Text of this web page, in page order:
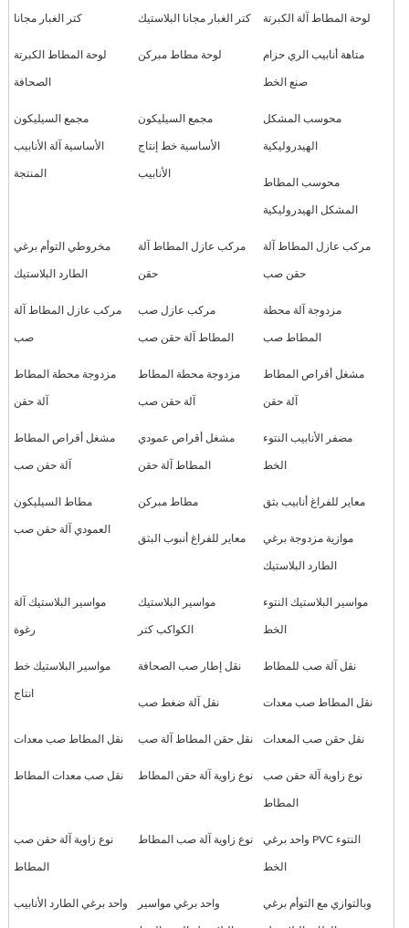
كتر الغبار مجانا كتر الغبار مجانا البلاستيك لوحة المطاط آلة الكبرتة
لوحة المطاط الكبرتة
الصحافة
لوحة مطاط مبركن متاهة أنابيب الري حزام
صنع الخط
مجمع السيليكون
الأساسية آلة الأنابيب
المنتجة
مجمع السيليكون
الأساسية خط إنتاج
الأنابيب
محوسب المشكل
الهيدروليكية
محوسب المطاط
المشكل الهيدروليكية
مخروطي التوأم برغي
الطارد البلاستيك
مركب عازل المطاط آلة
حقن
مركب عازل المطاط آلة
حقن صب
مركب عازل المطاط آلة
صب
مركب عازل صب
المطاط آلة حقن صب
مزدوجة آلة محطة
المطاط صب
مزدوجة محطة المطاط
آلة حقن
مزدوجة محطة المطاط
آلة حقن صب
مشغل أقراص المطاط
آلة حقن
مشغل أقراص المطاط
آلة حقن صب
مشغل أقراص عمودي
المطاط آلة حقن
مضفر الأنابيب النتوء
الخط
مطاط السيليكون
العمودي آلة حقن صب
مطاط مبركن معاير للفراغ أنابيب بثق
معاير للفراغ أنبوب البثق موازية مزدوجة برغي
الطارد البلاستيك
مواسير البلاستيك آلة
رغوة
مواسير البلاستيك
الكواكب كتر
مواسير البلاستيك النتوء
الخط
مواسير البلاستيك خط
انتاج
نقل إطار صب الصحافة نقل آلة صب للمطاط
نقل آلة ضغط صب نقل المطاط صب معدات
نقل المطاط صب معدات نقل حقن المطاط آلة صب نقل حقن صب المعدات
نقل صب معدات المطاط نوع زاوية آلة حقن المطاط نوع زاوية آلة حقن صب
المطاط
نوع زاوية آلة حقن صب
المطاط
نوع زاوية آلة صب المطاط واحد برغي PVC النتوء
الخط
واحد برغي الطارد الأنابيب واحد برغي مواسير وبالتوازي مع التوأم برغي